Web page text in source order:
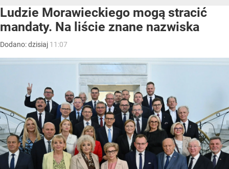
Ludzie Morawieckiego mogą stracić
mandaty. Na liście znane nazwiska
Dodano:dzisiaj 11:07